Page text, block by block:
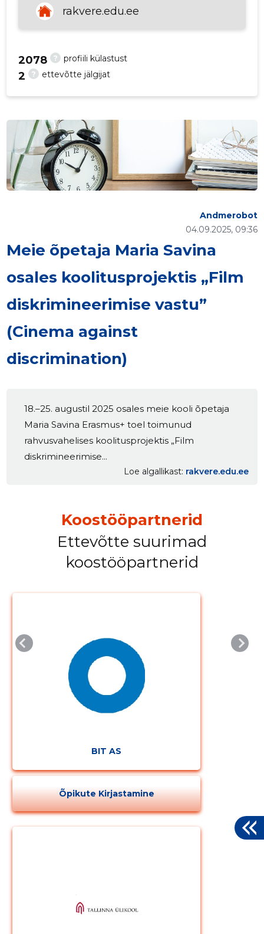
VAATA ROHKEM
rakvere.edu.ee
? profiili külastust
2078
? ettevõtte jälgijat
2
Meie õpetaja Maria Savina
osales koolitusprojektis „Film
diskrimineerimise vastu”
(Cinema against
discrimination)
04.09.2025, 09:36
Andmerobot
18.–25. augustil 2025 osales meie kooli õpetaja
Maria Savina Erasmus+ toel toimunud
rahvusvahelises koolitusprojektis „Film
diskrimineerimise...
Loe algallikast rakvere.edu.ee
Koostööpartnerid
Ettevõtte suurimad
koostööpartnerid
BIT AS
Õpikute Kirjastamine